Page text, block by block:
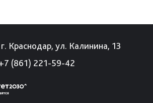
Краснодар, ул. Калинина, 13
(861) 221-59-42